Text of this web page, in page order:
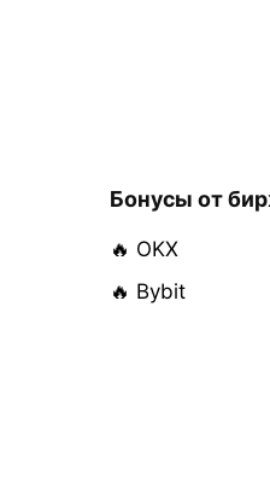
Бонусы от
🔥 OKX
🔥 Bybit